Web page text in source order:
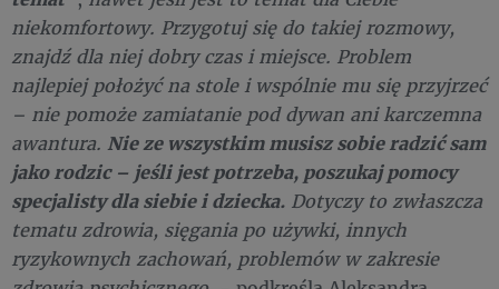
niekomfortowy. Przygotuj się do takiej rozmowy,
znajdź dla niej dobry czas i miejsce. Problem
najlepiej położyć na stole i wspólnie mu się przyjrzeć
– nie pomoże zamiatanie pod dywan ani karczemna
awantura. Nie ze wszystkim musisz sobie radzić sam
jako rodzic – jeśli jest potrzeba, poszukaj pomocy
specjalisty dla siebie i dziecka. Dotyczy to zwłaszcza
tematu zdrowia, sięgania po używki, innych
ryzykownych zachowań, problemów w zakresie